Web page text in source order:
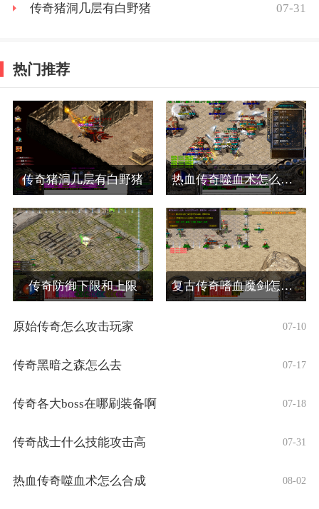
传奇猪洞几层有白野猪 07-31
热门推荐
传奇猪洞几层有白野猪 热血传奇噬血术怎么合成
传奇防御下限和上限 复古传奇嗜血魔剑怎么弄的啊
原始传奇怎么攻击玩家 07-10
传奇黑暗之森怎么去 07-17
传奇各大boss在哪刷装备啊 07-18
传奇战士什么技能攻击高 07-31
热血传奇噬血术怎么合成 08-02